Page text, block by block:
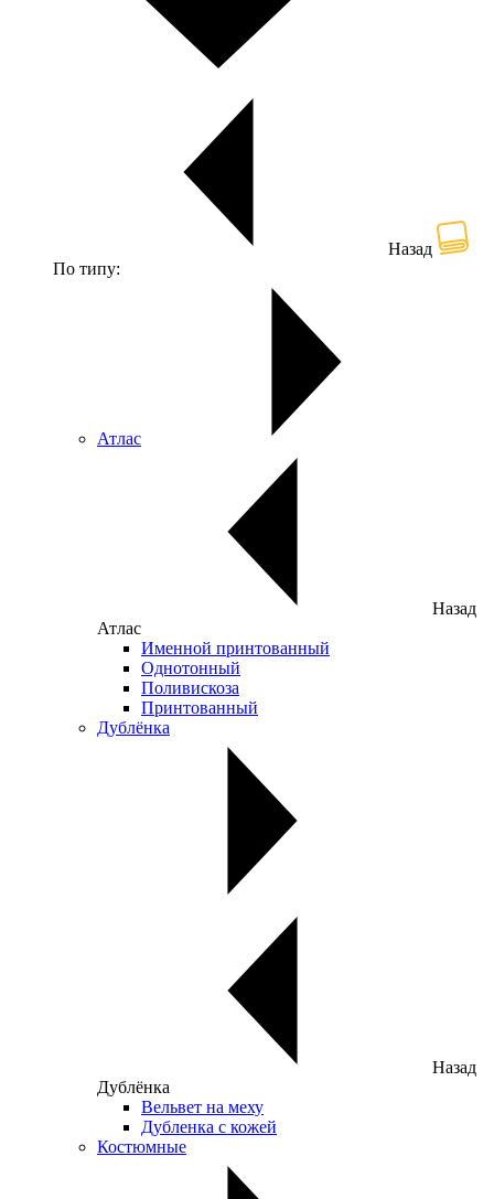
Назад
По типу:
Атлас
Назад
Атлас
Именной принтованный
Однотонный
Поливискоза
Принтованный
Дублёнка
Назад
Дублёнка
Вельвет на меху
Дубленка с кожей
Костюмные